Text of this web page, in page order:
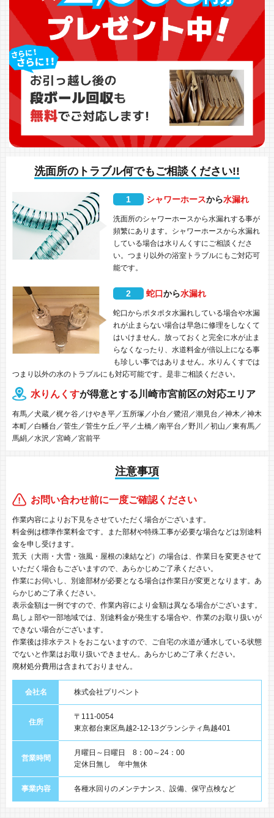
洗面所のトラブル何でもご相談ください!!
1 シャワーホースから水漏れ
洗面所のシャワーホースから水漏れする事が
頻繁にあります。シャワーホースから水漏れ
している場合は水りんくすにご相談くださ
い。つまり以外の浴室トラブルにもご対応可
能です。
2 蛇口から水漏れ
蛇口からポタポタ水漏れしている場合や水漏
れが止まらない場合は早急に修理をしなくて
はいけません。放っておくと完全に水が止ま
らなくなったり、水道料金が倍以上になる事
も珍しい事ではありません。水りんくすでは
つまり以外の水のトラブルにも対応可能です。是非ご相談ください。
水りんくすが得意とする川崎市宮前区の対応エリア
有馬／犬蔵／梶ケ谷／けやき平／五所塚／小台／鷺沼／潮見台／神木／神木
本町／白幡台／菅生／菅生ケ丘／平／土橋／南平台／野川／初山／東有馬／
馬絹／水沢／宮崎／宮前平
注意事項
お問い合わせ前に一度ご確認ください
作業内容によりお下見をさせていただく場合がございます。
料金例は標準作業料金です。また部材や特殊工事が必要な場合などは別途料
金を申し受けます。
荒天（大雨・大雪・強風・屋根の凍結など）の場合は、作業日を変更させて
いただく場合もございますので、あらかじめご了承ください。
作業にお伺いし、別途部材が必要となる場合は作業日が変更となります。あ
らかじめご了承ください。
表示金額は一例ですので、作業内容により金額は異なる場合がございます。
島しょ部や一部地域では、別途料金が発生する場合や、作業のお取り扱いが
できない場合がございます。
作業後は排水テストをおこないますので、ご自宅の水道が通水している状態
でないと作業はお取り扱いできません。あらかじめご了承ください。
廃材処分費用は含まれておりません。
会社名 株式会社プリベント
住所
〒111-0054
東京都台東区鳥越2-12-13グランシティ鳥越401
営業時間
月曜日～日曜日 8：00～24：00
定休日無し 年中無休
事業内容 各種水回りのメンテナンス、設備、保守点検など